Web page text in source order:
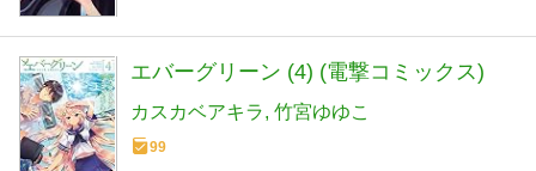
エバーグリーン (4) (電撃コミックス)
カスカベアキラ 竹宮ゆゆこ
99